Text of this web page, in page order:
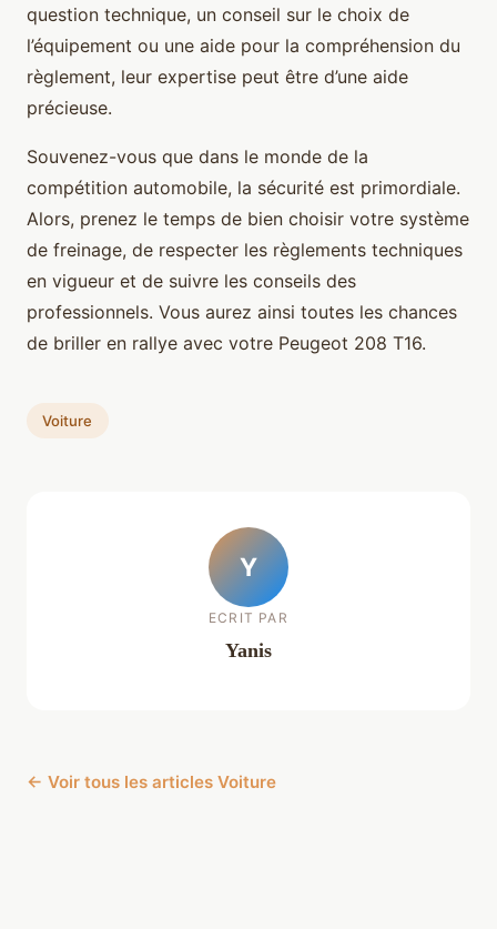
question technique, un conseil sur le choix de
l’équipement ou une aide pour la compréhension du
règlement, leur expertise peut être d’une aide
précieuse.
Souvenez-vous que dans le monde de la
compétition automobile, la sécurité est primordiale.
Alors, prenez le temps de bien choisir votre système
de freinage, de respecter les règlements techniques
en vigueur et de suivre les conseils des
professionnels. Vous aurez ainsi toutes les chances
de briller en rallye avec votre Peugeot 208 T16.
Voiture
Y
ECRIT PAR
Yanis
← Voir tous les articles Voiture